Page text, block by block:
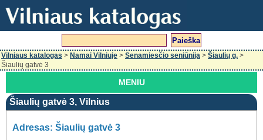
Vilniaus katalogas > Namai Vilniuje > Senamiesčio seniūnija > Šiaulių g. >
Šiaulių gatvė 3
MENIU
Šiaulių gatvė 3, Vilnius
Adresas: Šiaulių gatvė 3